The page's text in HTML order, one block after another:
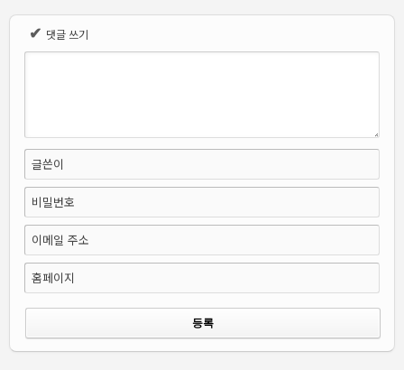
✔ 댓글 쓰기
글쓴이
비밀번호
이메일 주소
홈페이지